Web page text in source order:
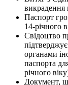
викрадення
Паспорт
14-річного
Свідоцтво
органами
паспорта
річного
Документ,